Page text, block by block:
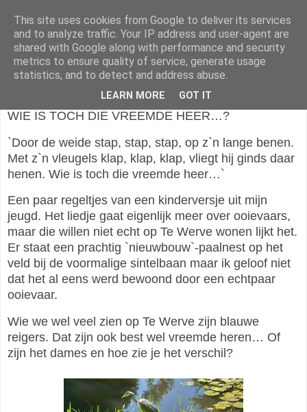
Vrienden van Te Werve
WIE IS TOCH DIE VREEMDE HEER…?
`Door de weide stap, stap, stap, op z`n lange benen.
Met z`n vleugels klap, klap, klap, vliegt hij ginds daar
henen. Wie is toch die vreemde heer…`
Een paar regeltjes van een kinderversje uit mijn
jeugd. Het liedje gaat eigenlijk meer over ooievaars,
maar die willen niet echt op Te Werve wonen lijkt het.
Er staat een prachtig `nieuwbouw`-paalnest op het
veld bij de voormalige sintelbaan maar ik geloof niet
dat het al eens werd bewoond door een echtpaar
ooievaar.
Wie we wel veel zien op Te Werve zijn blauwe
reigers. Dat zijn ook best wel vreemde heren… Of
zijn het dames en hoe zie je het verschil?
This site uses cookies from Google to deliver its services
and to analyze traffic. Your IP address and user-agent are
shared with Google along with performance and security
metrics to ensure quality of service, generate usage
statistics, and to detect and address abuse.
LEARN MORE GOT IT